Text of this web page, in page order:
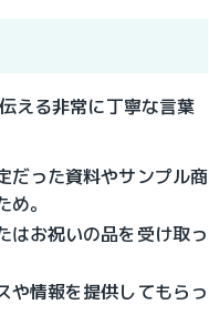
える非常に丁寧な言葉
だった資料やサンプル商
。
はお祝いの品を受け取っ
や情報を提供してもらっ